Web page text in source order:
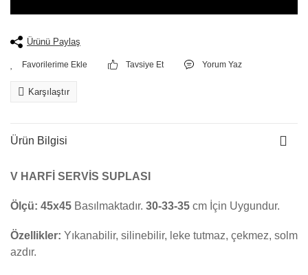
Ürünü Paylaş
Tavsiye Et Yorum Yaz
Karşılaştır
Ürün Bilgisi
V HARFİ SERVİS SUPLASI
Ölçü: 45x45 Basılmaktadır. 30-33-35 cm İçin Uygundur.
Özellikler: Yıkanabilir, silinebilir, leke tutmaz, çekmez, solm
azdır.